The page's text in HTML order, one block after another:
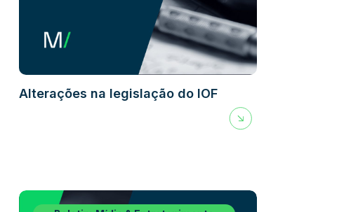
Alterações na legislação do IOF